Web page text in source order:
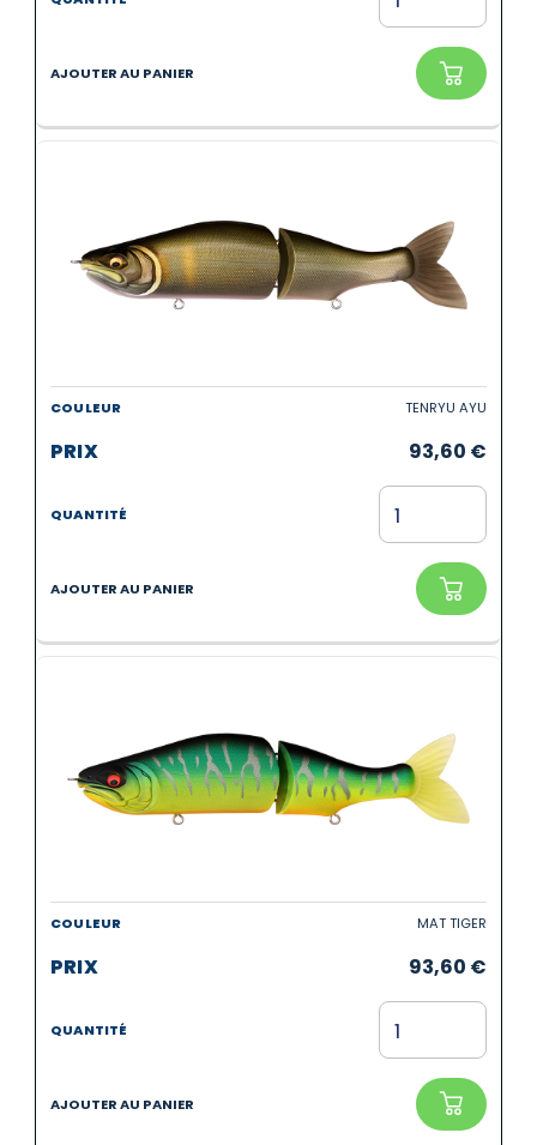
TENRYU AYU
93,60 €
MAT TIGER
93,60 €